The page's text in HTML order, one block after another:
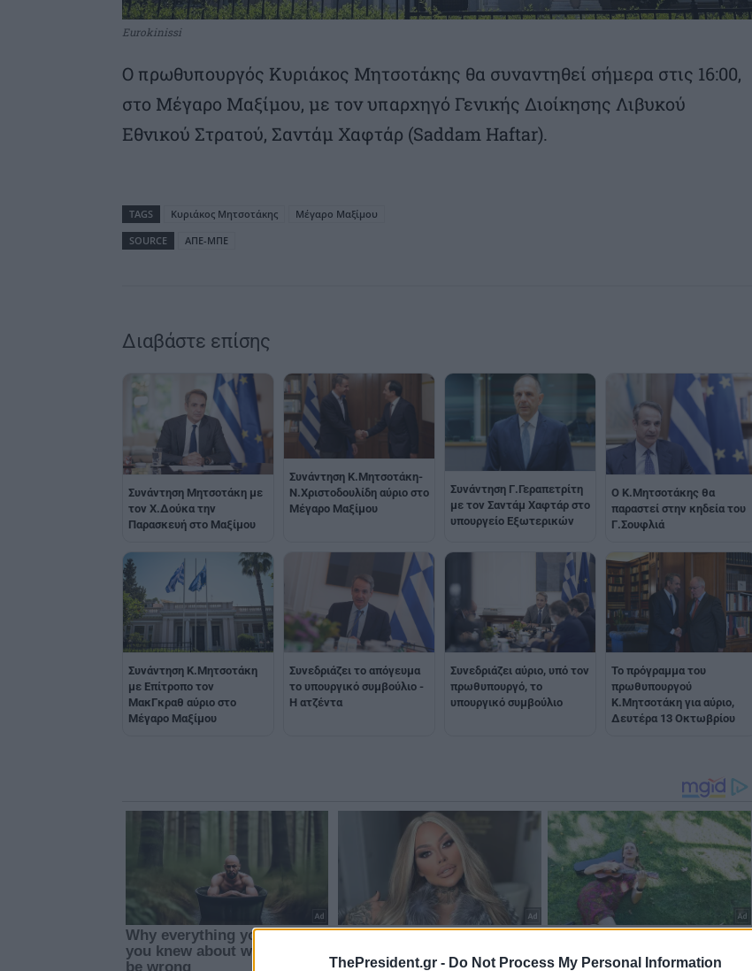
ThePresident.gr - Do Not Process My Personal Information
Eurokinissi
Ο πρωθυπουργός Κυριάκος Μητσοτάκης θα συναντηθεί σήμερα στις 16:00,
στο Μέγαρο Μαξίμου, με τον υπαρχηγό Γενικής Διοίκησης Λιβυκού
Εθνικού Στρατού, Σαντάμ Χαφτάρ (Saddam Haftar).
TAGS Κυριάκος Μητσοτάκης
Μέγαρο Μαξίμου
SOURCE
ΑΠΕ-ΜΠΕ
Διαβάστε επίσης
Συνάντηση Μητσοτάκη με
τον Χ.Δούκα την
Παρασκευή στο Μαξίμου
Συνάντηση Κ.Μητσοτάκη-
Ν.Χριστοδουλίδη αύριο στο
Μέγαρο Μαξίμου
Συνάντηση Γ.Γεραπετρίτη
με τον Σαντάμ Χαφτάρ στο
υπουργείο Εξωτερικών
Ο Κ.Μητσοτάκης θα
παραστεί στην κηδεία του
Γ.Σουφλιά
Συνάντηση Κ.Μητσοτάκη
με Επίτροπο τον
ΜακΓκραθ αύριο στο
Μέγαρο Μαξίμου
Συνεδριάζει το απόγευμα
το υπουργικό συμβούλιο -
H ατζέντα
Συνεδριάζει αύριο, υπό τον
πρωθυπουργό, το
υπουργικό συμβούλιο
Το πρόγραμμα του
πρωθυπουργού
Κ.Μητσοτάκη για αύριο,
Δευτέρα 13 Οκτωβρίου